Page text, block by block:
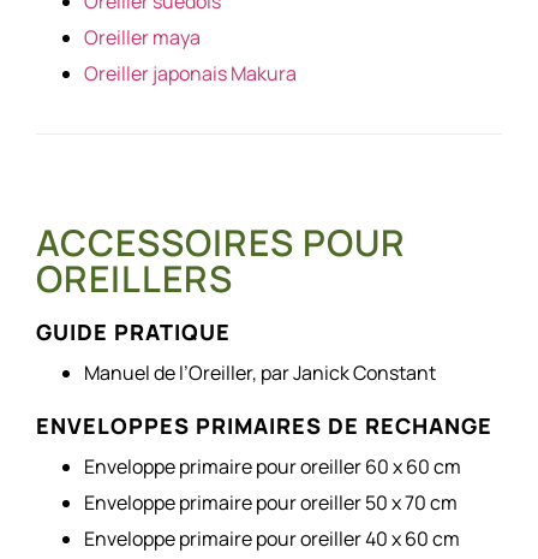
Oreiller maya
Oreiller japonais Makura
ACCESSOIRES POUR
OREILLERS
GUIDE PRATIQUE
Manuel de l’Oreiller, par Janick Constant
ENVELOPPES PRIMAIRES DE RECHANGE
Enveloppe primaire pour oreiller 60 x 60 cm
Enveloppe primaire pour oreiller 50 x 70 cm
Enveloppe primaire pour oreiller 40 x 60 cm